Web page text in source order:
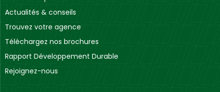
Actualités & conseils
Trouvez votre agence
Téléchargez nos brochures
Rapport Développement Durable
Rejoignez-nous